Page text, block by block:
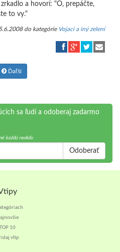
a hovorí: "Ó, prepáčte,
to vy."
do kategórie Vojaci a iný zelení
Ďaľší
sa ľudí a odoberaj zadarmo
každú nedeľu
Odoberať
TOP 10
vtip